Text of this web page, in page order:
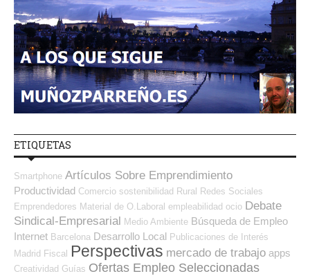
ETIQUETAS
Smartphone Artículos Sobre Emprendimiento
Productividad Comercio sostenibilidad Rural Redes Sociales
Emprendedores Material de O.Laboral empleabilidad ocio Debate
Sindical-Empresarial Medio Ambiente Búsqueda de Empleo
Internet Barcelona Desarrollo Local Publicaciones de Interés
Madrid Fiscal Perspectivas mercado de trabajo apps
Creatividad Guías Ofertas Empleo Seleccionadas